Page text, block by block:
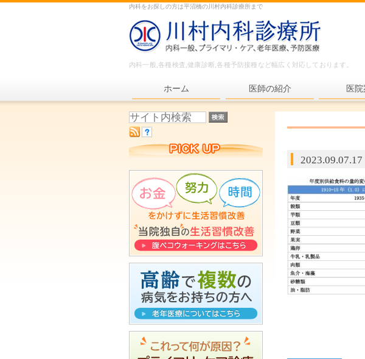
内科をお探しの方は平沼橋の川村内科診療所まで
内科一般,各種検査,健康診断,各種予防接種など幅広く対応しております。
ホーム 医師の紹介 医
2023.09.07.17